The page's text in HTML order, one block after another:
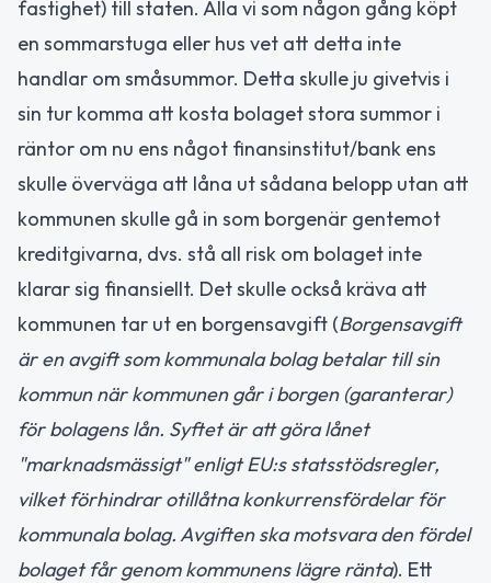
fastighet) till staten. Alla vi som någon gång köpt
en sommarstuga eller hus vet att detta inte
handlar om småsummor. Detta skulle ju givetvis i
sin tur komma att kosta bolaget stora summor i
räntor om nu ens något finansinstitut/bank ens
skulle överväga att låna ut sådana belopp utan att
kommunen skulle gå in som borgenär gentemot
kreditgivarna, dvs. stå all risk om bolaget inte
klarar sig finansiellt. Det skulle också kräva att
kommunen tar ut en borgensavgift (Borgensavgift
är en avgift som kommunala bolag betalar till sin
kommun när kommunen går i borgen (garanterar)
för bolagens lån. Syftet är att göra lånet
"marknadsmässigt" enligt EU:s statsstödsregler,
vilket förhindrar otillåtna konkurrensfördelar för
kommunala bolag. Avgiften ska motsvara den fördel
bolaget får genom kommunens lägre ränta). Ett